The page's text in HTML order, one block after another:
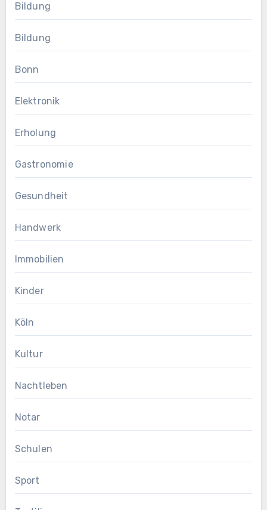
Bildung
Bildung
Bonn
Elektronik
Erholung
Gastronomie
Gesundheit
Handwerk
Immobilien
Kinder
Köln
Kultur
Nachtleben
Notar
Schulen
Sport